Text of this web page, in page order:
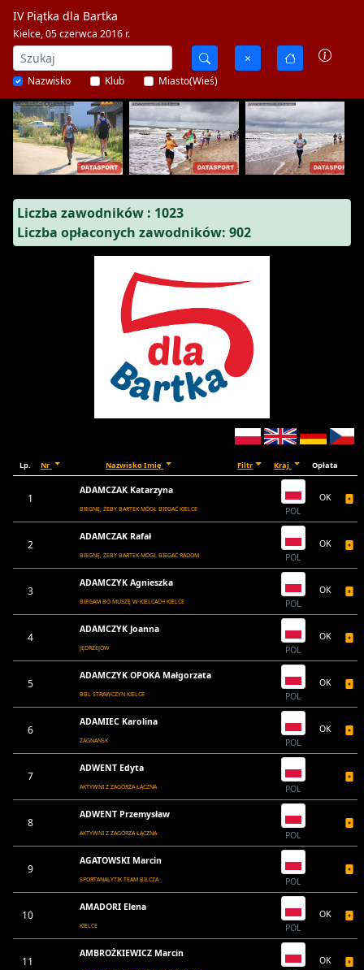
IV Piątka dla Bartka
Kielce, 05 czerwca 2016 r.
Nazwisko Klub Miasto(Wieś)
Liczba zawodników : 1023
Liczba opłaconych zawodników: 902
Lp. Nr Nazwisko Imię Filtr Kraj Opłata
1
ADAMCZAK Katarzyna
BIEGNĘ, ŻEBY BARTEK MÓGŁ BIEGAĆ KIELCE POL
OK
2
ADAMCZAK Rafał
BIEGNĘ, ŻEBY BARTEK MÓGŁ BIEGAĆ RADOM POL
OK
3
ADAMCZYK Agnieszka
BIEGAM BO MUSZĘ W KIELCACH KIELCE POL
OK
4
ADAMCZYK Joanna
JĘDRZEJÓW POL
OK
5
ADAMCZYK OPOKA Małgorzata
BBL STRAWCZYN KIELCE POL
OK
6
ADAMIEC Karolina
ZAGNANSK POL
OK
7
ADWENT Edyta
AKTYWNI Z ZAGÓRZA ŁĄCZNA POL
8
ADWENT Przemysław
AKTYWNI Z ZAGÓRZA ŁĄCZNA POL
9
AGATOWSKI Marcin
SPORTANALYTIK TEAM BILCZA POL
10
AMADORI Elena
KIELCE POL
OK
11
AMBROŻKIEWICZ Marcin
OK